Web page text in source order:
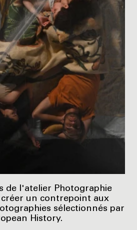
de l'atelier Photographie
créer un contrepoint aux
sélectionnés par
History.